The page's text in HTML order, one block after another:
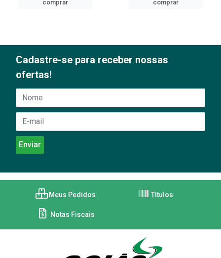
comprar
comprar
Cadastre-se para receber nossas
ofertas!
Meus Pedidos Títulos
Notas Fiscais